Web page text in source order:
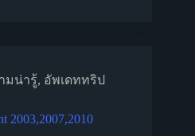
มน่ารู้, อัพเดททริป
2003,2007,2010